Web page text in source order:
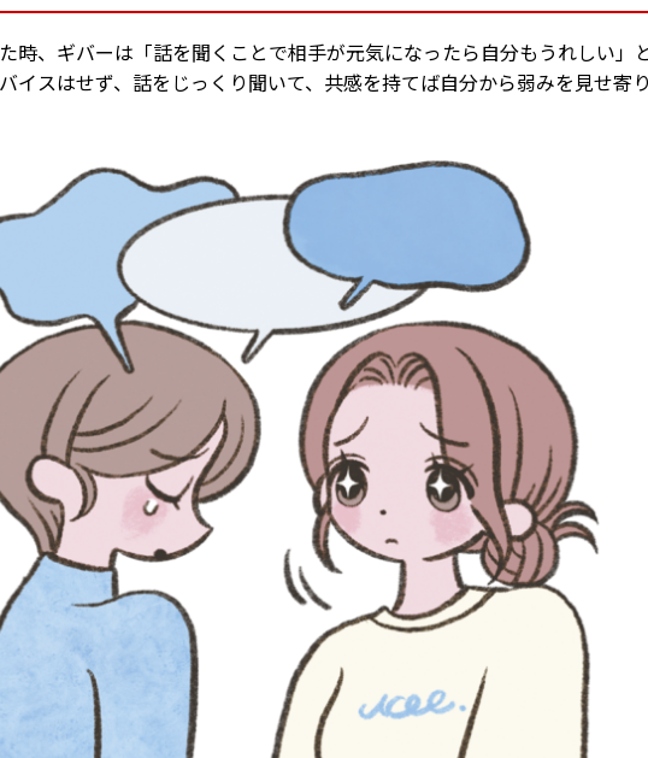
時、ギバーは「話を聞くことで相手が元気になったら自分もうれしい」と
イスはせず、話をじっくり聞いて、共感を持てば自分から弱みを見せ寄